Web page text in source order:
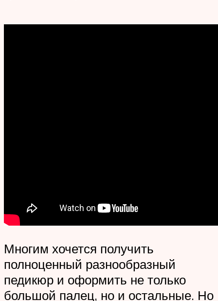
Многим хочется получить
полноценный разнообразный
педикюр и оформить не только
большой палец, но и остальные. Но